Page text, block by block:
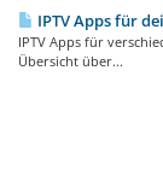
IPTV Apps für
IPTV Apps für
Übersicht über...